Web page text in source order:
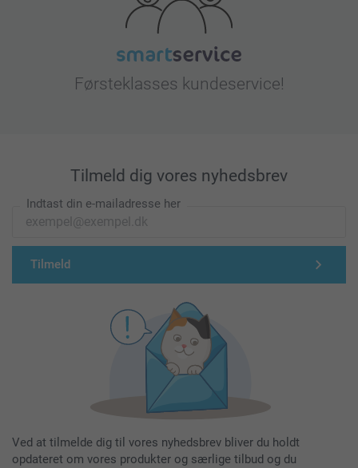
Førsteklasses kundeservice!
Tilmeld dig vores nyhedsbrev
Indtast din e-mailadresse her
Tilmeld
Ved at tilmelde dig til vores nyhedsbrev bliver du holdt
opdateret om vores produkter og særlige tilbud og du